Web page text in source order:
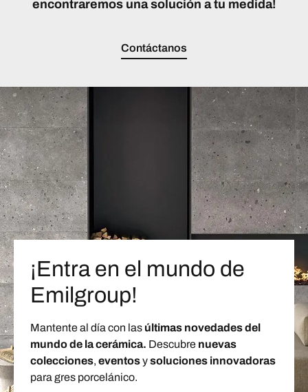
encontraremos una solución a tu medida!
Contáctanos
¡Entra en el mundo de
Emilgroup!
Mantente al día con las últimas novedades del
mundo de la cerámica. Descubre nuevas
colecciones, eventosysoluciones innovadoras
para gres porcelánico.